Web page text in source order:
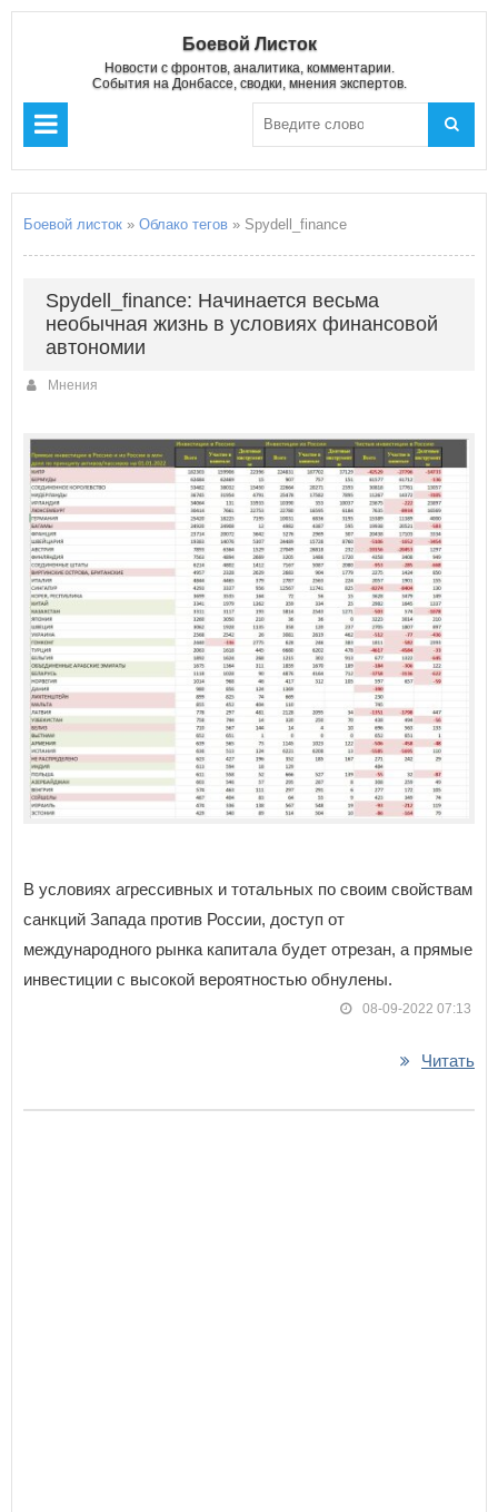
Боевой Листок
Новости с фронтов, аналитика, комментарии.
События на Донбассе, сводки, мнения экспертов.
Боевой листок » Облако тегов » Spydell_finance
Spydell_finance: Начинается весьма
необычная жизнь в условиях финансовой
автономии
Мнения
В условиях агрессивных и тотальных по своим свойствам
санкций Запада против России, доступ от
международного рынка капитала будет отрезан, а прямые
инвестиции с высокой вероятностью обнулены.
08-09-2022 07:13
Читать